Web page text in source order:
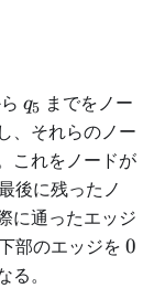
q_5
q5 までをノー
、それらのノー
これをノードが
後に残ったノ
に通ったエッジ
部のエッジを 0
0
。